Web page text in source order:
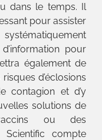
dans le temps. Il
pour assister
pour
également de
d’éclosions
contagion et d’y
solutions de
ou des
Scientific compte